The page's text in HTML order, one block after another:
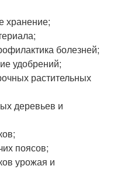
хранение;
болезней;
удобрений;
растительных
деревьев и
поясов;
урожая и